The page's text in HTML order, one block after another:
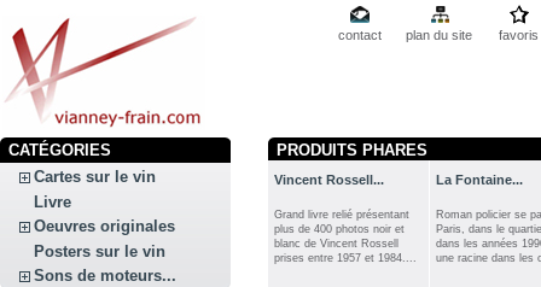
contact plan du site favoris
CATÉGORIES
Cartes sur le vin
Livre
Oeuvres originales
Posters sur le vin
Sons de moteurs...
PRODUITS PHARES
Vincent Rossell...
Grand livre relié présentant
plus de 400 photos noir et
blanc de Vincent Rossell
prises entre 1957 et 1984....
La Fontaine...
Roman policier se
Paris, dans le
dans les années
une racine dans les